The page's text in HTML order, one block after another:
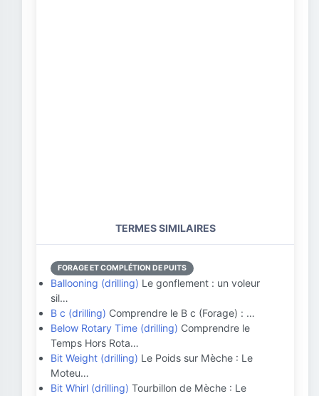
TERMES SIMILAIRES
FORAGE ET COMPLÉTION DE PUITS
Ballooning (drilling) Le gonflement : un voleur
sil…
B c (drilling) Comprendre le B c (Forage) : …
Below Rotary Time (drilling) Comprendre le
Temps Hors Rota…
Bit Weight (drilling) Le Poids sur Mèche : Le
Moteu…
Bit Whirl (drilling) Tourbillon de Mèche : Le